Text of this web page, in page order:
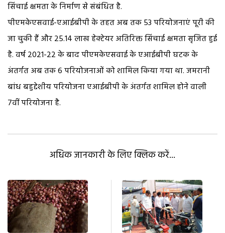
सिंचाई क्षमता के निर्माण से संबंधित है.
पीएमकेएसवाई-एआईबीपी के तहत अब तक 53 परियोजनाएं पूरी की
जा चुकी हैं और 25.14 लाख हेक्टेयर अतिरिक्त सिंचाई क्षमता सृजित हुई
है. वर्ष 2021-22 के बाद पीएमकेएसवाई के एआईबीपी घटक के
अंतर्गत अब तक 6 परियोजनाओं को शामिल किया गया था. जमरानी
बांध बहुद्देशीय परियोजना एआईबीपी के अंतर्गत शामिल होने वाली
7वीं परियोजना है.
अधिक जानकारी के लिए क्लिक करें...